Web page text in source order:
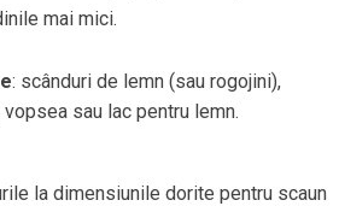
mai mici.
: scânduri de lemn (sau rogojini),
sau lac pentru lemn.
la dimensiunile dorite pentru scaun